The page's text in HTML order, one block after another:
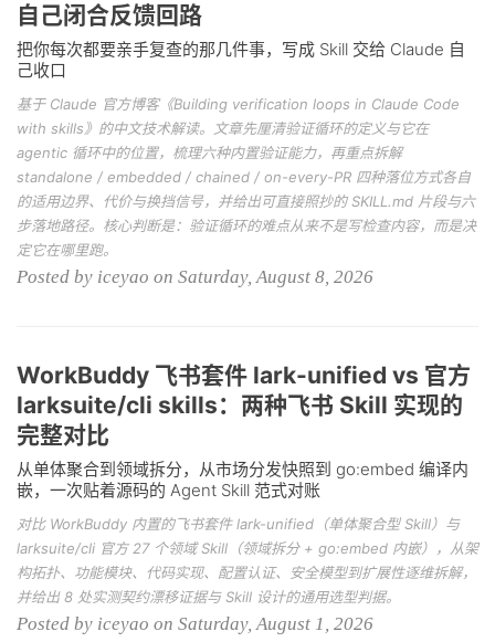
自己闭合反馈回路
把你每次都要亲手复查的那几件事，写成 Skill 交给 Claude 自
己收口
基于 Claude 官方博客《Building verification loops in Claude Code
with skills》的中文技术解读。文章先厘清验证循环的定义与它在
agentic 循环中的位置，梳理六种内置验证能力，再重点拆解
standalone / embedded / chained / on-every-PR 四种落位方式各自
的适用边界、代价与换挡信号，并给出可直接照抄的 SKILL.md 片段与六
步落地路径。核心判断是：验证循环的难点从来不是写检查内容，而是决
定它在哪里跑。
Posted by iceyao on Saturday, August 8, 2026
WorkBuddy 飞书套件 lark-unified vs 官方
larksuite/cli skills：两种飞书 Skill 实现的
完整对比
从单体聚合到领域拆分，从市场分发快照到 go:embed 编译内
嵌，一次贴着源码的 Agent Skill 范式对账
对比 WorkBuddy 内置的飞书套件 lark-unified（单体聚合型 Skill）与
larksuite/cli 官方 27 个领域 Skill（领域拆分 + go:embed 内嵌），从架
构拓扑、功能模块、代码实现、配置认证、安全模型到扩展性逐维拆解，
并给出 8 处实测契约漂移证据与 Skill 设计的通用选型判据。
Posted by iceyao on Saturday, August 1, 2026